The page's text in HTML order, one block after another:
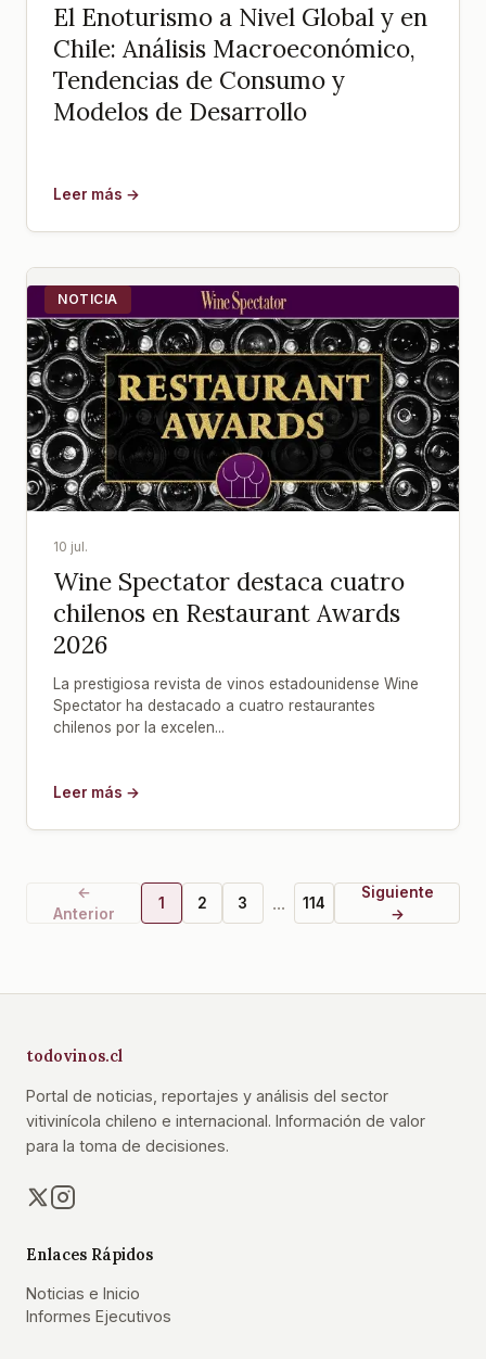
El Enoturismo a Nivel Global y en
Chile: Análisis Macroeconómico,
Tendencias de Consumo y
Modelos de Desarrollo
Leer más →
NOTICIA
10 jul.
Wine Spectator destaca cuatro
chilenos en Restaurant Awards
2026
La prestigiosa revista de vinos estadounidense Wine
Spectator ha destacado a cuatro restaurantes
chilenos por la excelen...
Leer más →
←
Anterior
1 2 3 ... 114
Siguiente
→
todovinos.cl
Portal de noticias, reportajes y análisis del sector
vitivinícola chileno e internacional. Información de valor
para la toma de decisiones.
Enlaces Rápidos
Noticias e Inicio
Informes Ejecutivos